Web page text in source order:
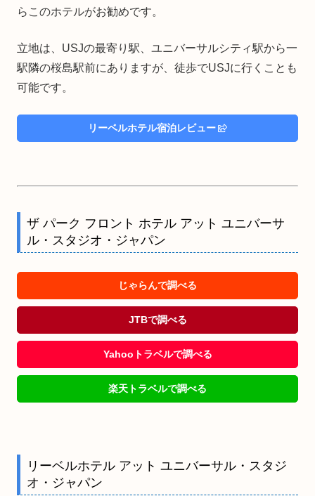
らこのホテルがお勧めです。
立地は、USJの最寄り駅、ユニバーサルシティ駅から一
駅隣の桜島駅前にありますが、徒歩でUSJに行くことも
可能です。
リーベルホテル宿泊レビュー
ザ パーク フロント ホテル アット ユニバーサ
ル・スタジオ・ジャパン
じゃらんで調べる
JTBで調べる
Yahooトラベルで調べる
楽天トラベルで調べる
リーベルホテル アット ユニバーサル・スタジ
オ・ジャパン